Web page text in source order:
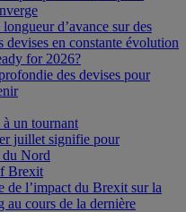
d’avance sur des
devises en constante évolution
for 2026?
des devises pour
un tournant
juillet signifie pour
du Nord
Brexit
de l’impact du Brexit sur la
au cours de la dernière